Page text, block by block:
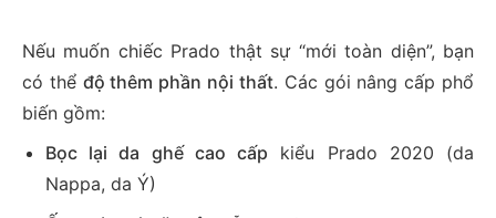
Nếu muốn chiếc Prado thật sự “mới toàn diện”, bạn
có thể độ thêm phần nội thất. Các gói nâng cấp phổ
biến gồm:
Bọc lại da ghế cao cấp kiểu Prado 2020 (da
Nappa, da Ý)